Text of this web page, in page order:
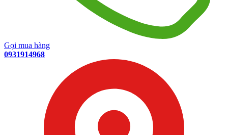
Gọi mua hàng
0931914968